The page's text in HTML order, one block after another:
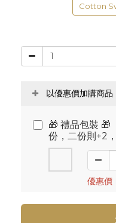
Cotton
以優惠價加購商品
🎁 禮品包裝 🎁
份，二份則+2
優惠價